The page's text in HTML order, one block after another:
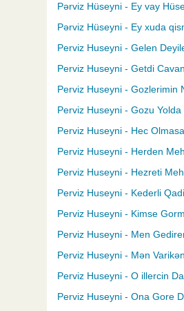
Pərviz Hüseyni - Ey vay
Pərviz Hüseyni - Ey xuda
Perviz Huseyni - Gelen
Perviz Huseyni - Getdi
Perviz Huseyni - Gozlerimin
Perviz Huseyni - Gozu
Perviz Huseyni - Hec
Perviz Huseyni - Herden
Perviz Huseyni - Hezreti
Perviz Huseyni - Kederli
Perviz Huseyni - Kimse
Perviz Huseyni - Men
Perviz Huseyni - Mən
Perviz Huseyni - O illercin
Perviz Huseyni - Ona Gore